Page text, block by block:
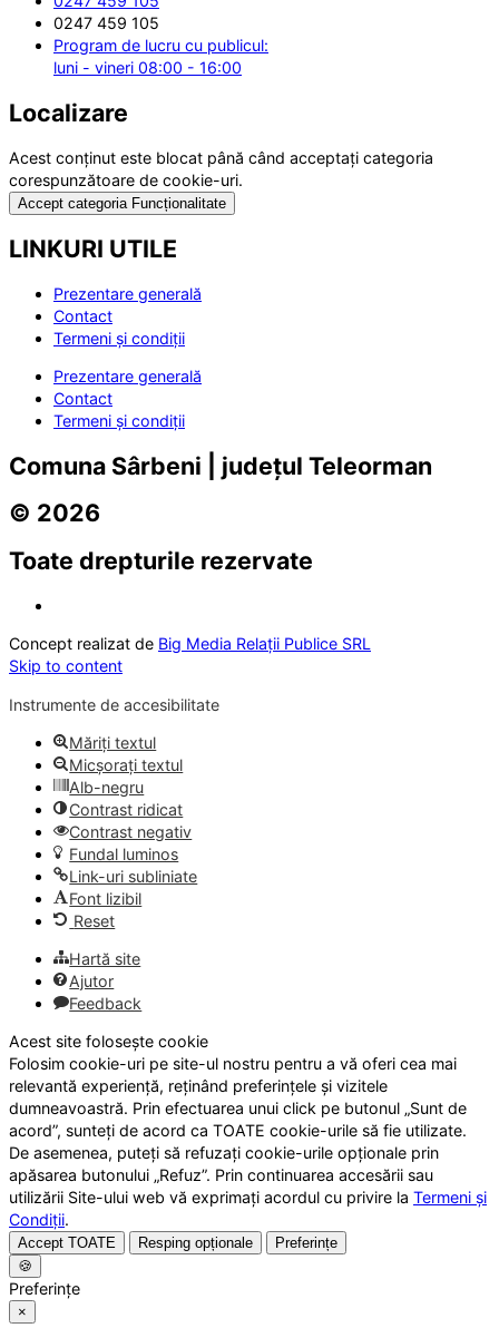
0247 459 105
Program de lucru cu publicul:
luni - vineri 08:00 - 16:00
Localizare
Acest conținut este blocat până când acceptați categoria
corespunzătoare de cookie-uri.
Accept categoria Funcționalitate
LINKURI UTILE
Prezentare generală
Contact
Termeni și condiții
Prezentare generală
Contact
Termeni și condiții
Comuna Sârbeni | județul Teleorman
© 2026
Toate drepturile rezervate
Concept realizat de Big Media Relații Publice SRL
Skip to content
Instrumente de accesibilitate
Măriți textul
Micșorați textul
Alb-negru
Contrast ridicat
Contrast negativ
Fundal luminos
Link-uri subliniate
Font lizibil
Reset
Hartă site
Ajutor
Feedback
Acest site folosește cookie
Folosim cookie-uri pe site-ul nostru pentru a vă oferi cea mai
relevantă experiență, reținând preferințele și vizitele
dumneavoastră. Prin efectuarea unui click pe butonul „Sunt de
acord”, sunteți de acord ca TOATE cookie-urile să fie utilizate.
De asemenea, puteți să refuzați cookie-urile opționale prin
apăsarea butonului „Refuz”. Prin continuarea accesării sau
utilizării Site-ului web vă exprimați acordul cu privire la Termeni și
Condiții.
Accept TOATE Resping opționale
Preferințe
🍪
Preferințe
×